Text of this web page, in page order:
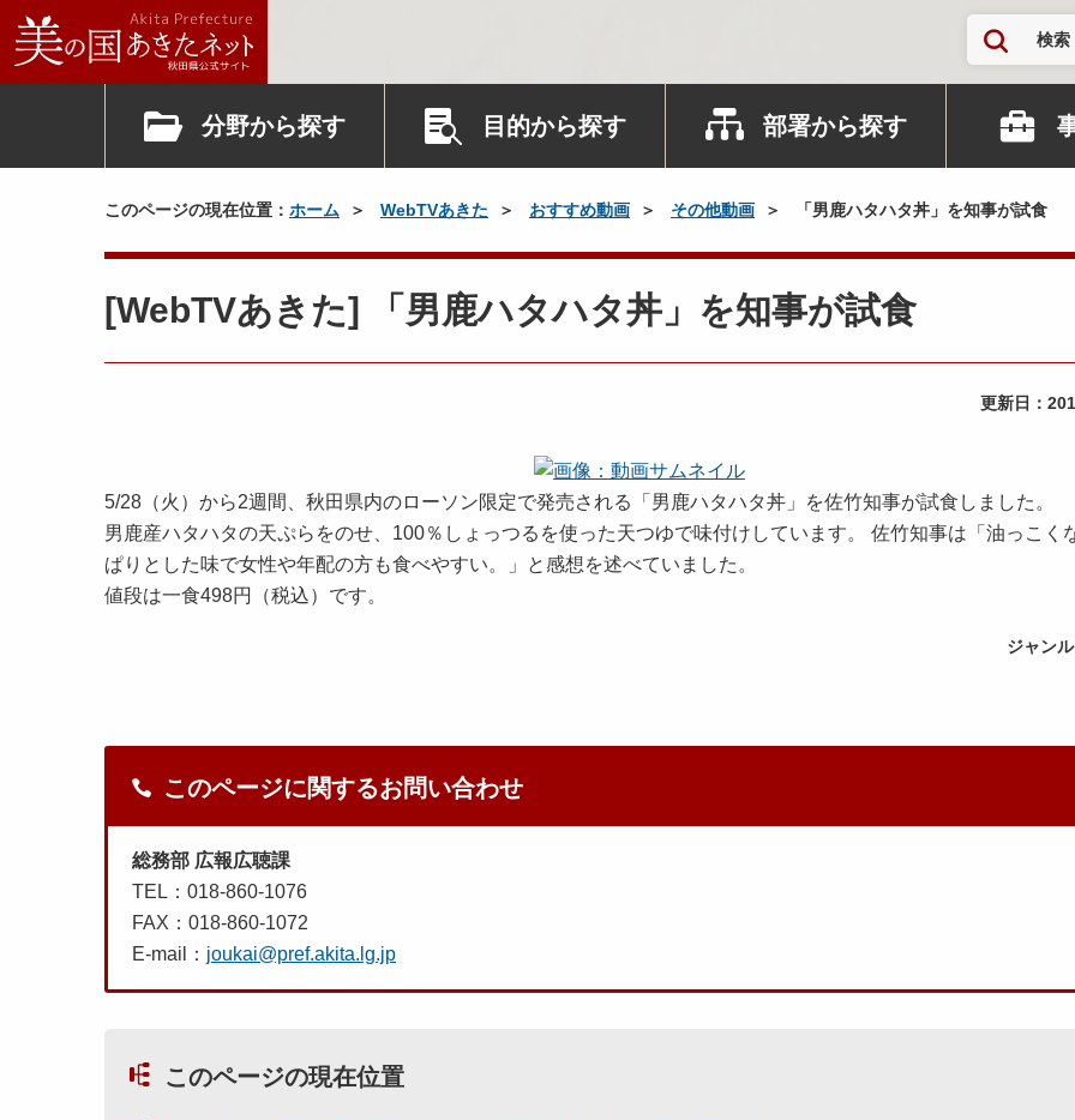
検索
分野から探す 目的から探す 部署から探す
このページの現在位置： ホーム WebTVあきた おすすめ動画 その他動画 「男鹿ハタハタ丼」を知事が試食
[WebTVあきた] 「男鹿ハタハタ丼」を知事が試食
更新日：
5/28（火）から2週間、秋田県内のローソン限定で発売される「男鹿ハタハタ丼」を佐竹知事が試食しました。
男鹿産ハタハタの天ぷらをのせ、100％しょっつるを使った天つゆで味付けしています。 佐竹知事は「油っこく
ぱりとした味で女性や年配の方も食べやすい。」と感想を述べていました。
値段は一食498円（税込）です。
ジャン
このページに関するお問い合わせ
総務部 広報広聴課
TEL：018-860-1076
FAX：018-860-1072
E-mail： joukai@pref.akita.lg.jp
このページの現在位置